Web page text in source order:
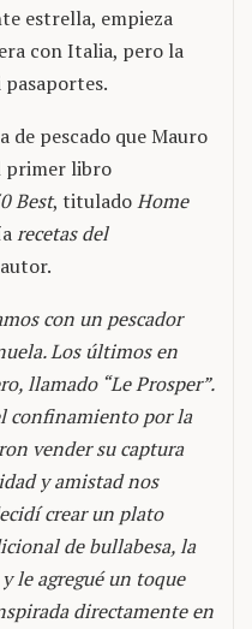
estrella, empieza
con Italia, pero la
pasaportes.
de pescado que Mauro
primer libro
Best, tituladoHome
recetas del
con un pescador
Los últimos en
llamado “Le Prosper”.
confinamiento por la
vender su captura
y amistad nos
crear un plato
de bullabesa, la
le agregué un toque
directamente en